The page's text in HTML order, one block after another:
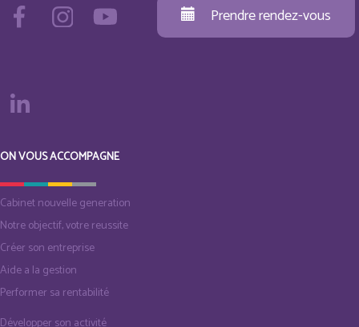
Prendre rendez-vous
ON VOUS ACCOMPAGNE
Cabinet nouvelle generation
Notre objectif, votre reussite
Créer son entreprise
Aide a la gestion
Performer sa rentabilité
Développer son activité